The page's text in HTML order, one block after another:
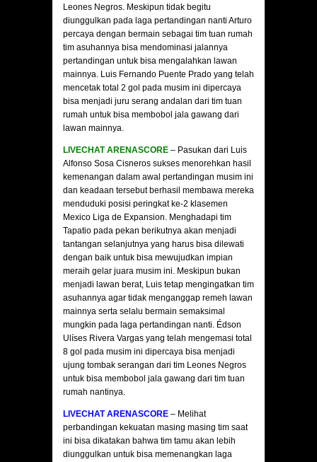
Leones Negros. Meskipun tidak begitu
diunggulkan pada laga pertandingan nanti Arturo
percaya dengan bermain sebagai tim tuan rumah
tim asuhannya bisa mendominasi jalannya
pertandingan untuk bisa mengalahkan lawan
mainnya. Luis Fernando Puente Prado yang telah
mencetak total 2 gol pada musim ini dipercaya
bisa menjadi juru serang andalan dari tim tuan
rumah untuk bisa membobol jala gawang dari
lawan mainnya.
LIVECHAT ARENASCORE – Pasukan dari Luis
Alfonso Sosa Cisneros sukses menorehkan hasil
kemenangan dalam awal pertandingan musim ini
dan keadaan tersebut berhasil membawa mereka
menduduki posisi peringkat ke-2 klasemen
Mexico Liga de Expansion. Menghadapi tim
Tapatio pada pekan berikutnya akan menjadi
tantangan selanjutnya yang harus bisa dilewati
dengan baik untuk bisa mewujudkan impian
meraih gelar juara musim ini. Meskipun bukan
menjadi lawan berat, Luis tetap mengingatkan tim
asuhannya agar tidak menganggap remeh lawan
mainnya serta selalu bermain semaksimal
mungkin pada laga pertandingan nanti. Édson
Ulíses Rivera Vargas yang telah mengemasi total
8 gol pada musim ini dipercaya bisa menjadi
ujung tombak serangan dari tim Leones Negros
untuk bisa membobol jala gawang dari tim tuan
rumah nantinya.
LIVECHAT ARENASCORE – Melihat
perbandingan kekuatan masing masing tim saat
ini bisa dikatakan bahwa tim tamu akan lebih
diunggulkan untuk bisa memenangkan laga